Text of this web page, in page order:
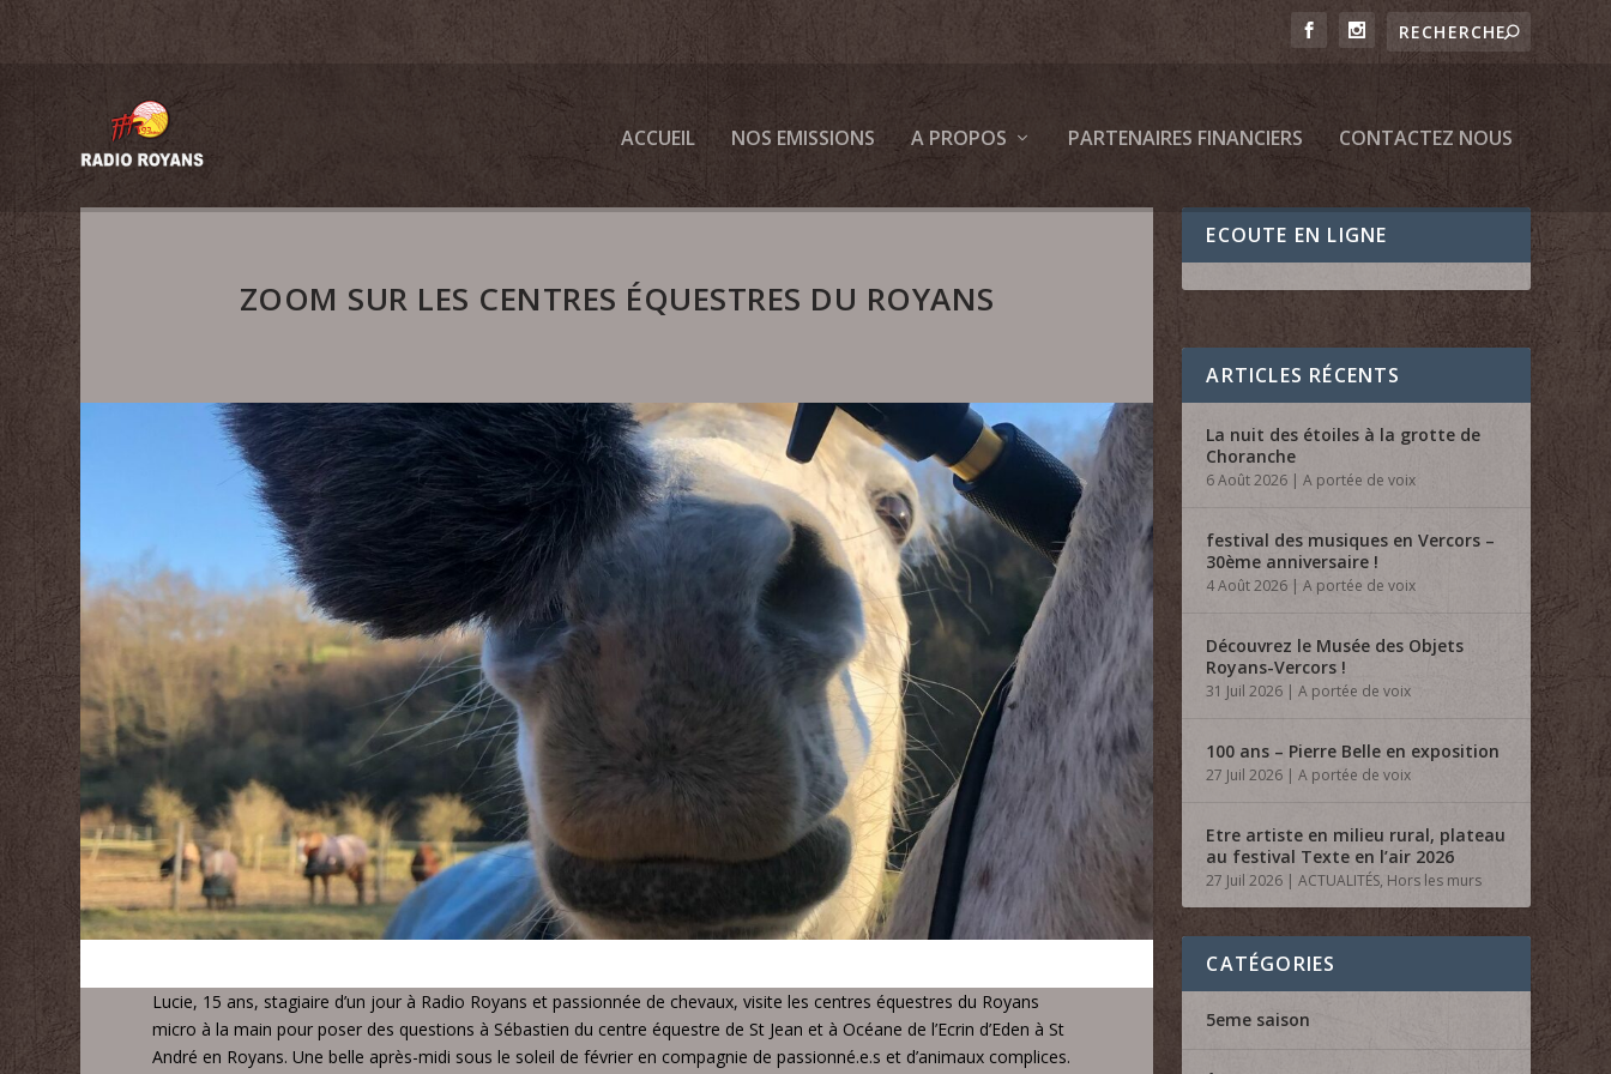
ACCUEIL NOS EMISSIONS A PROPOS PARTENAIRES FINANCIERS CONTACTEZ NOUS
ZOOM SUR LES CENTRES ÉQUESTRES DU ROYANS
Lucie, 15 ans, stagiaire d’un jour à Radio Royans et passionnée de chevaux, visite les centres équestres du Royans
micro à la main pour poser des questions à Sébastien du centre équestre de St Jean et à Océane de l’Ecrin d’Eden à St
André en Royans. Une belle après-midi sous le soleil de février en compagnie de passionné.e.s et d’animaux complices.
ECOUTE EN LIGNE
ARTICLES RÉCENTS
La nuit des étoiles à la grotte de
Choranche
6 Août 2026 |A portée de voix
festival des musiques en Vercors –
30ème anniversaire !
4 Août 2026 |A portée de voix
Découvrez le Musée des Objets
Royans-Vercors !
31 Juil 2026 |A portée de voix
100 ans – Pierre Belle en exposition
27 Juil 2026 |A portée de voix
Etre artiste en milieu rural, plateau
au festival Texte en l’air 2026
27 Juil 2026 |ACTUALITÉS, Hors les murs
CATÉGORIES
5eme saison